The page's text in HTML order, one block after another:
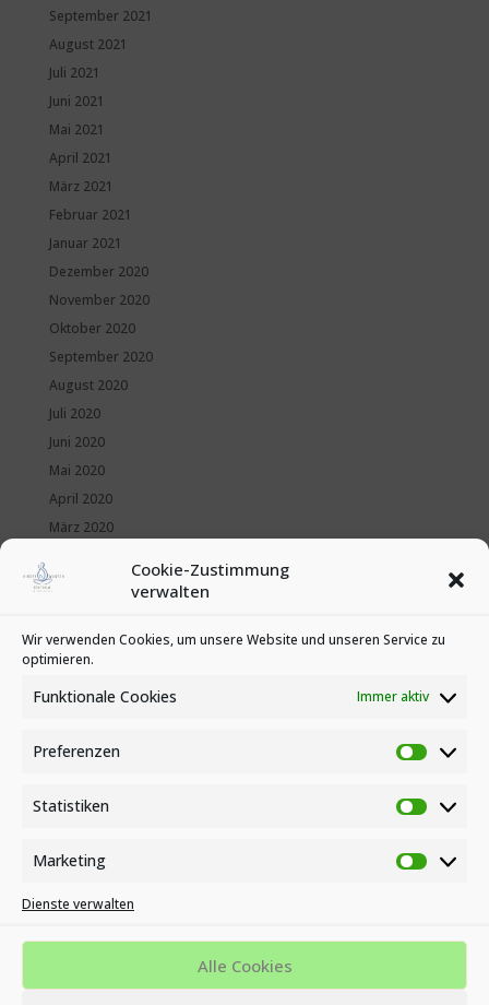
Cookie-Zustimmung
verwalten
Wir verwenden Cookies, um unsere Website und unseren Service zu
optimieren.
Funktionale Cookies Immer aktiv
Preferenzen
Statistiken
Marketing
Marketing
Dienste verwalten
Alle Cookies
September 2021
August 2021
Juli 2021
Juni 2021
Mai 2021
April 2021
März 2021
Februar 2021
Januar 2021
Dezember 2020
November 2020
Oktober 2020
September 2020
August 2020
Juli 2020
Juni 2020
Mai 2020
April 2020
März 2020
Januar 2020
Kategorien
News
Veranstaltungen